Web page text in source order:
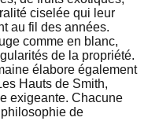
ciselée qui leur
au fil des années.
comme en blanc,
de la propriété.
élabore également
Hauts de Smith,
exigeante. Chacune
de